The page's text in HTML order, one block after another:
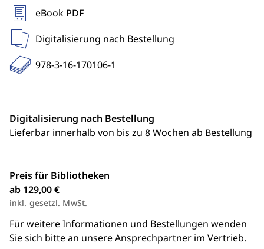
eBook PDF
Digitalisierung nach Bestellung
978-3-16-170106-1
Digitalisierung nach Bestellung
Lieferbar innerhalb von bis zu 8 Wochen ab Bestellung
Preis für Bibliotheken
ab 129,00 €
inkl. gesetzl. MwSt.
Für weitere Informationen und Bestellungen wenden
Sie sich bitte an unsere Ansprechpartner im Vertrieb.